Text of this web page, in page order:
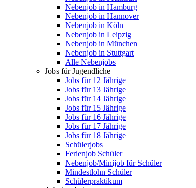
Nebenjob in Hamburg
Nebenjob in Hannover
Nebenjob in Köln
Nebenjob in Leipzig
Nebenjob in München
Nebenjob in Stuttgart
Alle Nebenjobs
Jobs für Jugendliche
Jobs für 12 Jährige
Jobs für 13 Jährige
Jobs für 14 Jährige
Jobs für 15 Jährige
Jobs für 16 Jährige
Jobs für 17 Jährige
Jobs für 18 Jährige
Schülerjobs
Ferienjob Schüler
Nebenjob/Minijob für Schüler
Mindestlohn Schüler
Schülerpraktikum